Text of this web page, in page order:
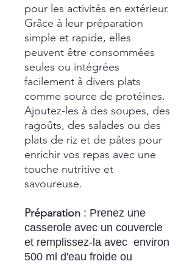
pour les activités en extérieur.
Grâce à leur préparation
simple et rapide, elles
peuvent être consommées
seules ou intégrées
facilement à divers plats
comme source de protéines.
Ajoutez-les à des soupes, des
ragoûts, des salades ou des
plats de riz et de pâtes pour
enrichir vos repas avec une
touche nutritive et
savoureuse.
Préparation : Prenez une
casserole avec un couvercle
et remplissez-la avec environ
500 ml d'eau froide ou